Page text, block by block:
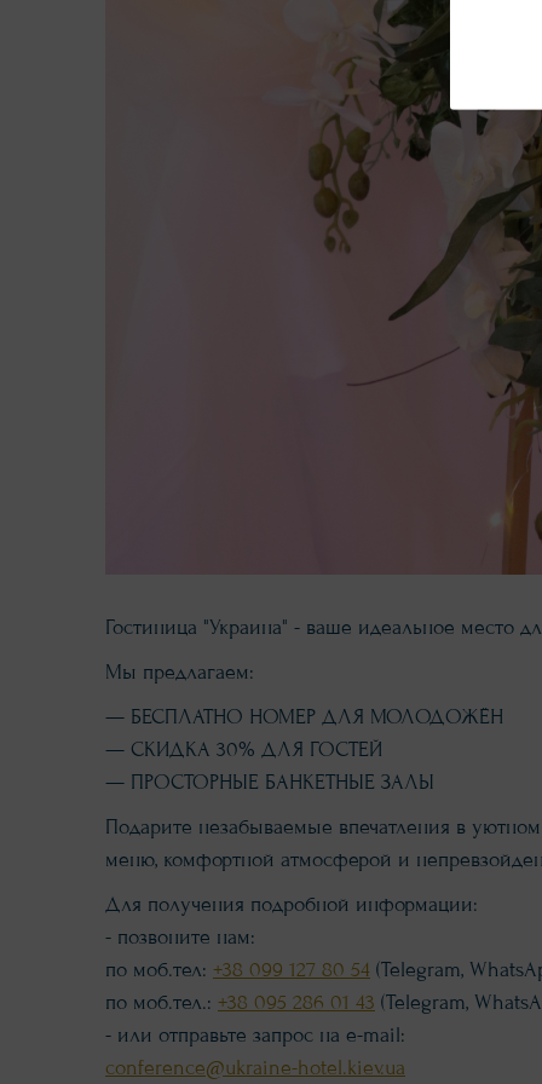
Гостиница "Украина" - ваше идеальное место
Мы предлагаем:
— БЕСПЛАТНО НОМЕР ДЛЯ МОЛОДОЖЁН
— СКИДКА 30% ДЛЯ ГОСТЕЙ
— ПРОСТОРНЫЕ БАНКЕТНЫЕ ЗАЛЫ
Подарите незабываемые впечатления в
меню, комфортной атмосферой и
Для получения подробной информации:
- позвоните нам:
по моб.тел: +38 099 127 80 54 (Telegram,
по моб.тел.: +38 095 286 01 43 (Telegram,
- или отправьте запрос на e-mail:
conference@ukraine-hotel.kiev.ua